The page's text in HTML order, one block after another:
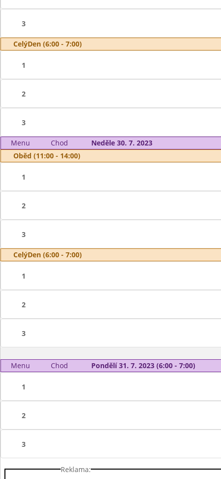
3
CelýDen (6:00 - 7:00)
1
2
3
Menu Chod
Neděle 30. 7. 2023
Oběd (11:00 - 14:00)
1
2
3
CelýDen (6:00 - 7:00)
1
2
3
Menu Chod Pondělí 31. 7. 2023 (6:00 - 7:00)
1
2
3
Reklama: